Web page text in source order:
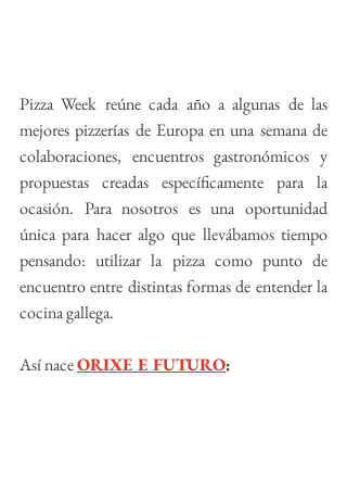
Pizza Week reúne cada año a algunas de las
mejores pizzerías de Europa en una semana de
colaboraciones, encuentros gastronómicos y
propuestas creadas específicamente para la
ocasión. Para nosotros es una oportunidad
única para hacer algo que llevábamos tiempo
pensando: utilizar la pizza como punto de
encuentro entre distintas formas de entender la
cocina gallega.
Así nace ORIXE E FUTURO: